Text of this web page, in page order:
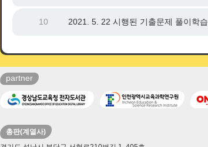
10 2021. 5. 22 시행된 기출문제 풀이학습
partner
총판(계열사)